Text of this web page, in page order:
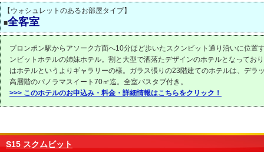
【ウォシュレットのあるお部屋タイプ】
■全客室
プロンポン駅からアソーク方面へ10分ほど歩いたスクンビット通り沿いに位置
ンビットホテルの姉妹ホテル。割と大型で洒落たデザインのホテルとなってお
はホテルというよりギャラリーの様。ガラス張りの23階建てのホテルは、デラ
高層階のパノラマスイート70㎡迄。全室バスタブ付き。
>>> このホテルのお申込み・料金・詳細情報はこちらをクリック！
S15 スクムビット